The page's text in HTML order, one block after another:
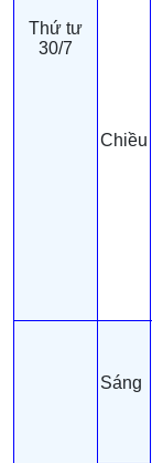
Thứ tư
30/7
Chiều
Sáng